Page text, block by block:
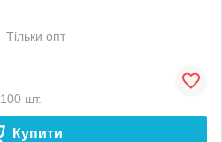
Тільки опт
шт.
Купити